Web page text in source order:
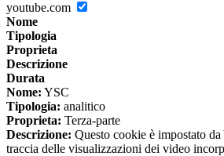
youtube.com
Nome
Tipologia
Proprieta
Descrizione
Durata
Nome: YSC
Tipologia: analitico
Proprieta: Terza-parte
Descrizione: Questo cookie è impostato
traccia delle visualizzazioni dei video